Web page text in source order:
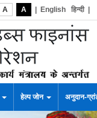
A A English हिन्दी|
हेल्प जोन अनुदान-